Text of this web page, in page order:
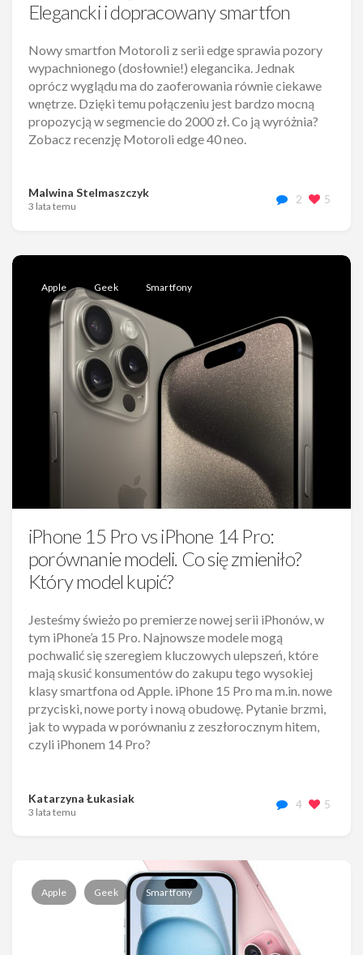
Elegancki i dopracowany smartfon
Nowy smartfon Motoroli z serii edge sprawia pozory
wypachnionego (dosłownie!) elegancika. Jednak
oprócz wyglądu ma do zaoferowania równie ciekawe
wnętrze. Dzięki temu połączeniu jest bardzo mocną
propozycją w segmencie do 2000 zł. Co ją wyróżnia?
Zobacz recenzję Motoroli edge 40 neo.
Malwina Stelmaszczyk
3 lata temu
2 5
Apple Geek Smartfony
iPhone 15 Pro vs iPhone 14 Pro:
porównanie modeli. Co się zmieniło?
Który model kupić?
Jesteśmy świeżo po premierze nowej serii iPhonów, w
tym iPhone’a 15 Pro. Najnowsze modele mogą
pochwalić się szeregiem kluczowych ulepszeń, które
mają skusić konsumentów do zakupu tego wysokiej
klasy smartfona od Apple. iPhone 15 Pro ma m.in. nowe
przyciski, nowe porty i nową obudowę. Pytanie brzmi,
jak to wypada w porównaniu z zeszłorocznym hitem,
czyli iPhonem 14 Pro?
Katarzyna Łukasiak
3 lata temu
4 5
Apple Geek Smartfony